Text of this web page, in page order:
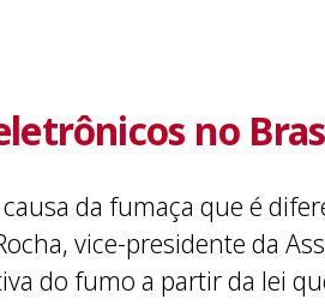
no
da fumaça que é
vice-presidente da
do fumo a partir da lei